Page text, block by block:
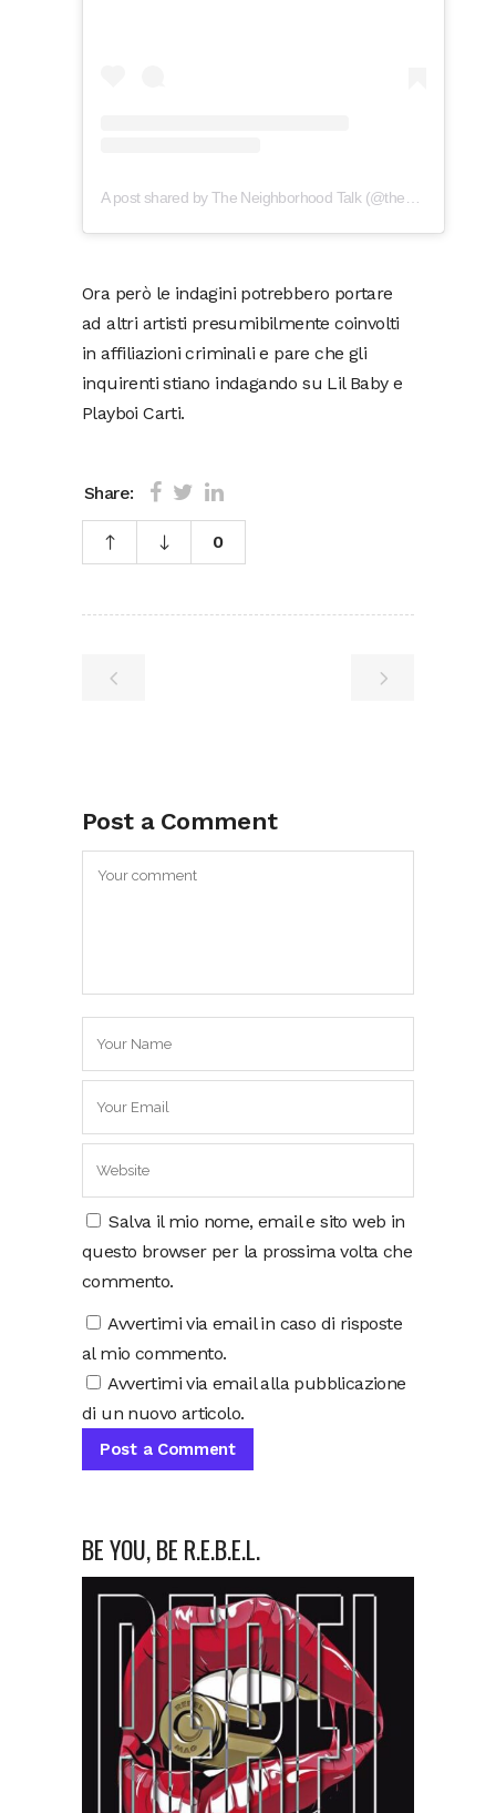
Ora però le indagini potrebbero portare
ad altri artisti presumibilmente coinvolti
in affiliazioni criminali e pare che gli
inquirenti stiano indagando su Lil Baby e
Playboi Carti.
Share:
0
Post a Comment
Salva il mio nome, email e sito web in
questo browser per la prossima volta che
commento.
Avvertimi via email in caso di risposte
al mio commento.
Avvertimi via email alla pubblicazione
di un nuovo articolo.
BE YOU, BE R.E.B.E.L.